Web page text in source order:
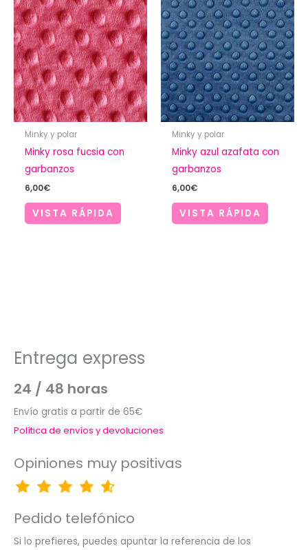
Minky y polar
Minky rosa fucsia con
garbanzos
6,00€
VISTA RÁPIDA
Minky y polar
Minky azul azafata con
garbanzos
6,00€
VISTA RÁPIDA
Entrega express
24 / 48 horas
Envío gratis a partir de 65€
Política de envíos y devoluciones
Opiniones muy positivas
Pedido telefónico
Si lo prefieres, puedes apuntar la referencia de los